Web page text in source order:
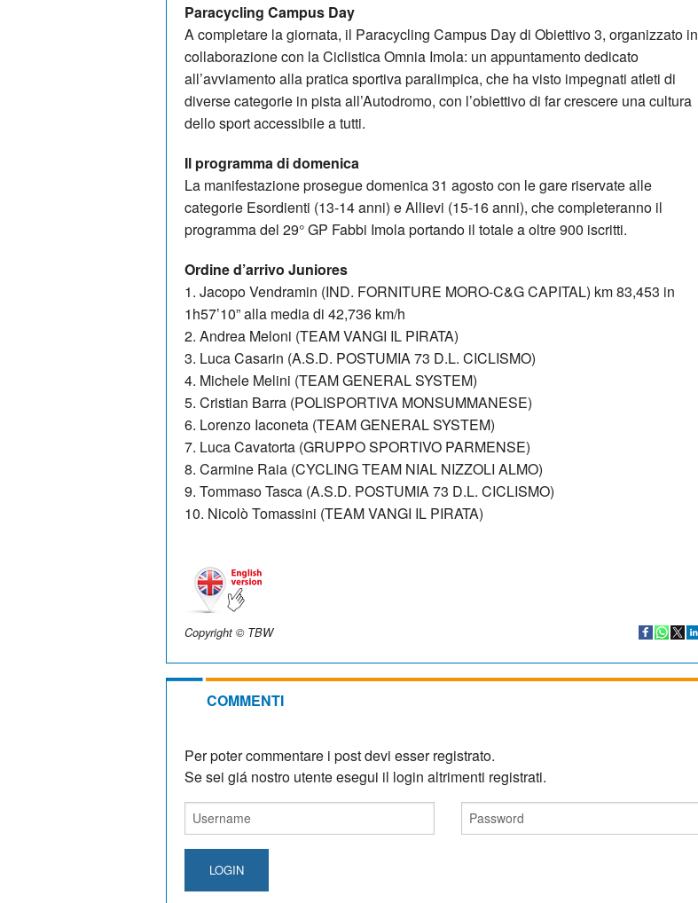
Paracycling Campus Day
A completare la giornata, il Paracycling Campus Day di Obiettivo 3, organizzato in
collaborazione con la Ciclistica Omnia Imola: un appuntamento dedicato
all’avviamento alla pratica sportiva paralimpica, che ha visto impegnati atleti di
diverse categorie in pista all’Autodromo, con l’obiettivo di far crescere una cultura
dello sport accessibile a tutti.
Il programma di domenica
La manifestazione prosegue domenica 31 agosto con le gare riservate alle
categorie Esordienti (13-14 anni) e Allievi (15-16 anni), che completeranno il
programma del 29° GP Fabbi Imola portando il totale a oltre 900 iscritti.
Ordine d’arrivo Juniores
1. Jacopo Vendramin (IND. FORNITURE MORO-C&G CAPITAL) km 83,453 in
1h57’10” alla media di 42,736 km/h
2. Andrea Meloni (TEAM VANGI IL PIRATA)
3. Luca Casarin (A.S.D. POSTUMIA 73 D.L. CICLISMO)
4. Michele Melini (TEAM GENERAL SYSTEM)
5. Cristian Barra (POLISPORTIVA MONSUMMANESE)
6. Lorenzo Iaconeta (TEAM GENERAL SYSTEM)
7. Luca Cavatorta (GRUPPO SPORTIVO PARMENSE)
8. Carmine Raia (CYCLING TEAM NIAL NIZZOLI ALMO)
9. Tommaso Tasca (A.S.D. POSTUMIA 73 D.L. CICLISMO)
10. Nicolò Tomassini (TEAM VANGI IL PIRATA)
Copyright © TBW
COMMENTI
Per poter commentare i post devi esser registrato.
Se sei giá nostro utente esegui il login altrimenti registrati.
LOGIN